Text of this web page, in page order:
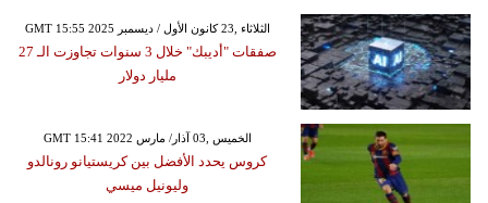
GMT 15:55 2025 الثلاثاء ,23 كانون الأول / ديسمبر
صفقات "أديبك" خلال 3 سنوات تجاوزت الـ 27
مليار دولار
GMT 15:41 2022 الخميس ,03 آذار/ مارس
كروس يحدد الأفضل بين كريستيانو رونالدو
وليونيل ميسي